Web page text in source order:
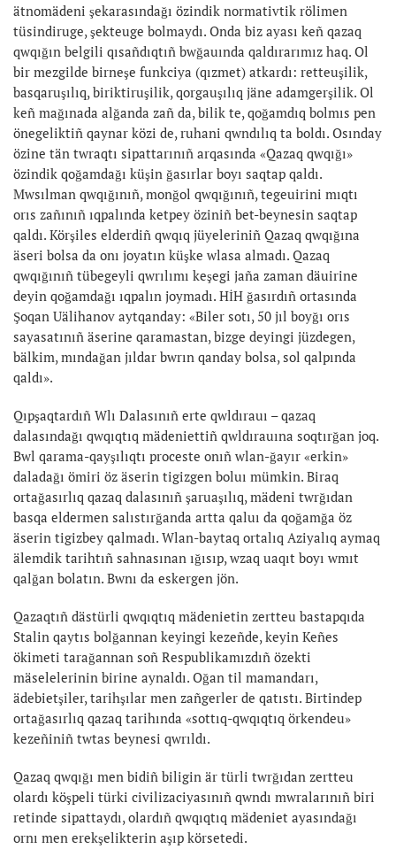
ätnomädeni şekarasındağı özindik normativtik rölimen
tüsindiruge, şekteuge bolmaydı. Onda biz ayası keñ qazaq
qwqığın belgili qısañdıqtıñ bwğauında qaldırarımız haq. Ol
bir mezgilde birneşe funkciya (qızmet) atkardı: retteuşilik,
basqaruşılıq, biriktiruşilik, qorgauşılıq jäne adamgerşilik. Ol
keñ mağınada alğanda zañ da, bilik te, qoğamdıq bolmıs pen
önegeliktiñ qaynar közi de, ruhani qwndılıq ta boldı. Osınday
özine tän twraqtı sipattarınıñ arqasında «Qazaq qwqığı»
özindik qoğamdağı küşin ğasırlar boyı saqtap qaldı.
Mwsılman qwqığınıñ, monğol qwqığınıñ, tegeuirini mıqtı
orıs zañınıñ ıqpalında ketpey öziniñ bet-beynesin saqtap
qaldı. Körşiles elderdiñ qwqıq jüyeleriniñ Qazaq qwqığına
äseri bolsa da onı joyatın küşke wlasa almadı. Qazaq
qwqığınıñ tübegeyli qwrılımı keşegi jaña zaman däuirine
deyin qoğamdağı ıqpalın joymadı. HİH ğasırdıñ ortasında
Şoqan Uälihanov aytqanday: «Biler sotı, 50 jıl boyğı orıs
sayasatınıñ äserine qaramastan, bizge deyingi jüzdegen,
bälkim, mındağan jıldar bwrın qanday bolsa, sol qalpında
qaldı».
Qıpşaqtardıñ Wlı Dalasınıñ erte qwldırauı – qazaq
dalasındağı qwqıqtıq mädeniettiñ qwldırauına soqtırğan joq.
Bwl qarama-qayşılıqtı proceste onıñ wlan-ğayır «erkin»
daladağı ömiri öz äserin tigizgen boluı mümkin. Biraq
ortağasırlıq qazaq dalasınıñ şaruaşılıq, mädeni twrğıdan
basqa eldermen salıstırğanda artta qaluı da qoğamğa öz
äserin tigizbey qalmadı. Wlan-baytaq ortalıq Aziyalıq aymaq
älemdik tarihtıñ sahnasınan ığısıp, wzaq uaqıt boyı wmıt
qalğan bolatın. Bwnı da eskergen jön.
Qazaqtıñ dästürli qwqıqtıq mädenietin zertteu bastapqıda
Stalin qaytıs bolğannan keyingi kezeñde, keyin Keñes
ökimeti tarağannan soñ Respublikamızdıñ özekti
mäselelerinin birine aynaldı. Oğan til mamandarı,
ädebietşiler, tarihşılar men zañgerler de qatıstı. Birtindep
ortağasırlıq qazaq tarihında «sottıq-qwqıqtıq örkendeu»
kezeñiniñ twtas beynesi qwrıldı.
Qazaq qwqığı men bidiñ biligin är türli twrğıdan zertteu
olardı köşpeli türki civilizaciyasınıñ qwndı mwralarınıñ biri
retinde sipattaydı, olardıñ qwqıqtıq mädeniet ayasındağı
ornı men erekşelikterin aşıp körsetedi.